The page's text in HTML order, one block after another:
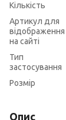
Кількість
Артикул для
відображення
на сайті
Тип
застосування
Розмір
Опис